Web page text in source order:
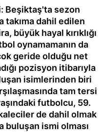
Beşiktaş'ta sezon
takıma dahil edilen
büyük hayal kırıklığı
oynamamanın da
geride olduğu net
pozisyon itibarıyla
isimlerinden biri
tam tersi
futbolcu, 59.
de dahil olmak
buluşan ismi olması